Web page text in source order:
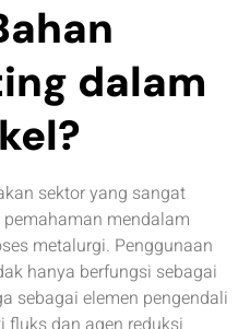
dalam
sektor yang sangat
mendalam
metalurgi. Penggunaan
hanya berfungsi sebagai
sebagai elemen pengendali